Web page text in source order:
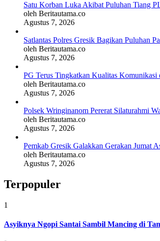
Satu Korban Luka Akibat Puluhan Tiang
oleh Beritautama.co
Agustus 7, 2026
Satlantas Polres Gresik Bagikan Puluhan
oleh Beritautama.co
Agustus 7, 2026
PG Terus Tingkatkan Kualitas Komunikasi
oleh Beritautama.co
Agustus 7, 2026
Polsek Wringinanom Pererat Silaturahmi
oleh Beritautama.co
Agustus 7, 2026
Pemkab Gresik Galakkan Gerakan Jumat
oleh Beritautama.co
Agustus 7, 2026
Terpopuler
1
Asyiknya Ngopi Santai Sambil Mancing di